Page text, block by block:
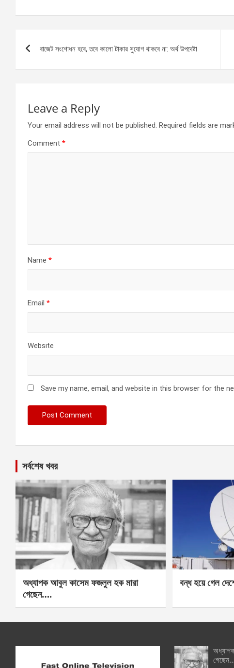
ce
o
se
g
at
A
ar
navigation
বাজেট সংশোধন হবে, তবে কালো টাকার সুযোগ থাকবে না: অর্থ উপদেষ্টা
Leave a Reply
Your email address will not be published. Required fields are
Comment *
Name *
Email *
Website
Save my name, email, and website in this browser for the
সর্বশেষ খবর
অধ্যাপক আবুল কাসেম ফজলুল হক মারা
গেছেন….
বন্ধ হয়ে গেল